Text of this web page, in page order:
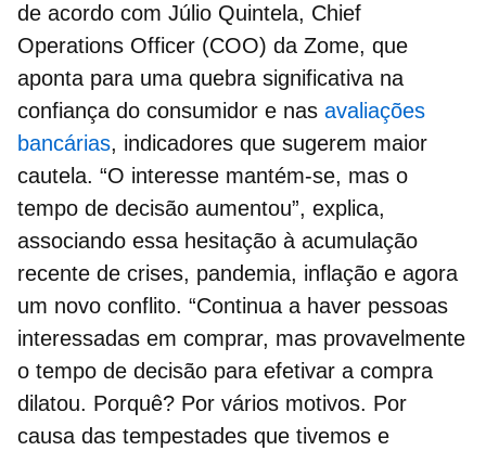
de acordo com Júlio Quintela, Chief
Operations Officer (COO) da Zome, que
aponta para uma quebra significativa na
confiança do consumidor e nas avaliações
bancárias, indicadores que sugerem maior
cautela. “O interesse mantém-se, mas o
tempo de decisão aumentou”, explica,
associando essa hesitação à acumulação
recente de crises, pandemia, inflação e agora
um novo conflito. “Continua a haver pessoas
interessadas em comprar, mas provavelmente
o tempo de decisão para efetivar a compra
dilatou. Porquê? Por vários motivos. Por
causa das tempestades que tivemos e